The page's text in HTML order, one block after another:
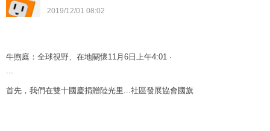
2019/12/01 08:02
牛煦庭：全球視野、在地關懷11月6日上午4:01 ·
...
首先，我們在雙十國慶捐贈陸光里...社區發展協會國旗